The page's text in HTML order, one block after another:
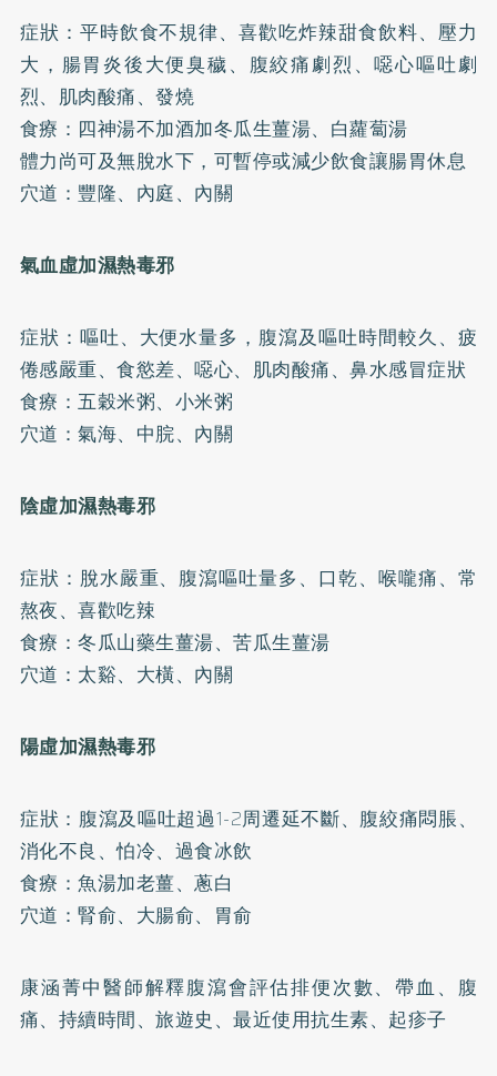
症狀：平時飲食不規律、喜歡吃炸辣甜食飲料、壓力
大，腸胃炎後大便臭穢、腹絞痛劇烈、噁心嘔吐劇
烈、肌肉酸痛、發燒
食療：四神湯不加酒加冬瓜生薑湯、白蘿蔔湯
體力尚可及無脫水下，可暫停或減少飲食讓腸胃休息
穴道：豐隆、內庭、內關
氣血虛加濕熱毒邪
症狀：嘔吐、大便水量多，腹瀉及嘔吐時間較久、疲
倦感嚴重、食慾差、噁心、肌肉酸痛、鼻水感冒症狀
食療：五穀米粥、小米粥
穴道：氣海、中脘、內關
陰虛加濕熱毒邪
症狀：脫水嚴重、腹瀉嘔吐量多、口乾、喉嚨痛、常
熬夜、喜歡吃辣
食療：冬瓜山藥生薑湯、苦瓜生薑湯
穴道：太谿、大橫、內關
陽虛加濕熱毒邪
症狀：腹瀉及嘔吐超過1-2周遷延不斷、腹絞痛悶脹、
消化不良、怕冷、過食冰飲
食療：魚湯加老薑、蔥白
穴道：腎俞、大腸俞、胃俞
康涵菁中醫師解釋腹瀉會評估排便次數、帶血、腹
痛、持續時間、旅遊史、最近使用抗生素、起疹子